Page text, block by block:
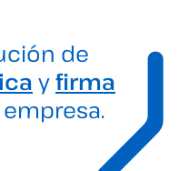
de
yfirma